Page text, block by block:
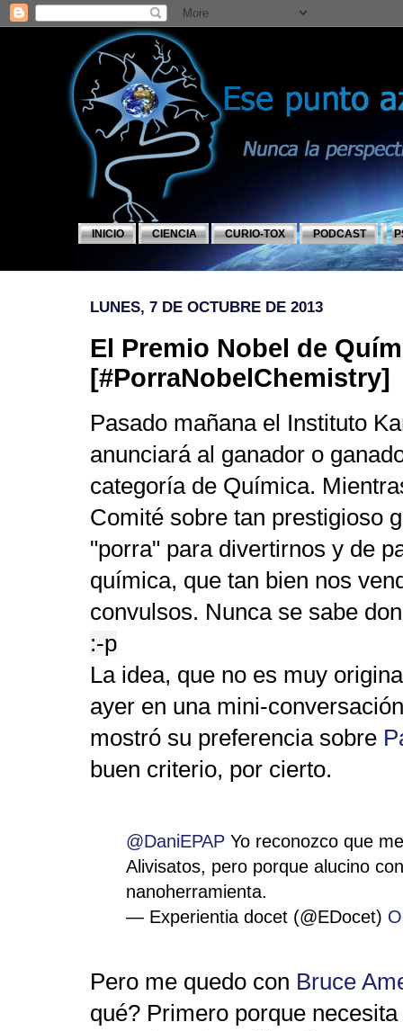
INICIO CIENCIA CURIO-TOX PODCAST
LUNES, 7 DE OCTUBRE DE 2013
El Premio Nobel de
[#PorraNobelChemistry]
Pasado mañana el Instituto
anunciará al ganador o
categoría de Química.
Comité sobre tan prestigioso
"porra" para divertirnos y de
química, que tan bien nos
convulsos. Nunca se sabe
:-p
La idea, que no es muy
ayer en una mini-
mostró su preferencia sobre
buen criterio, por cierto.
@DaniEPAP Yo reconozco que
Alivisatos, pero porque alucino
nanoherramienta.
— Experientia docet (@EDocet)
Pero me quedo con Bruce
qué? Primero porque necesita